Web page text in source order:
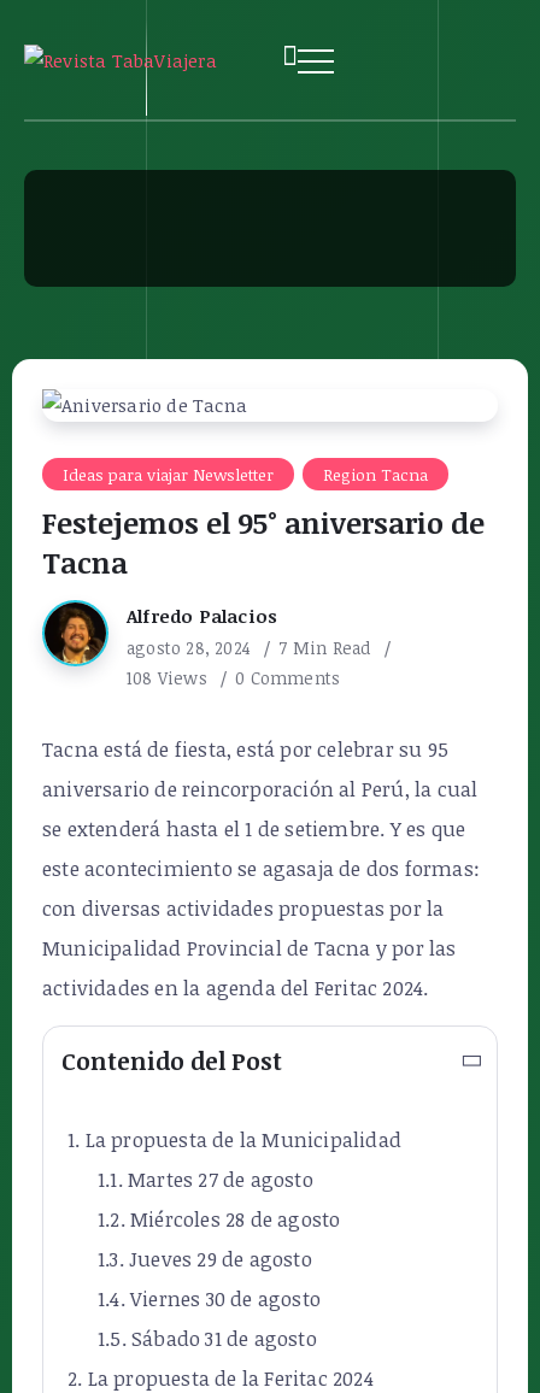
Ideas para viajar Newsletter Region Tacna
Festejemos el 95° aniversario de
Tacna
Alfredo Palacios
agosto 28, 2024
7 Min Read
108 Views
0 Comments
Tacna está de fiesta, está por celebrar su 95
aniversario de reincorporación al Perú, la cual
se extenderá hasta el 1 de setiembre. Y es que
este acontecimiento se agasaja de dos formas:
con diversas actividades propuestas por la
Municipalidad Provincial de Tacna y por las
actividades en la agenda del Feritac 2024.
Contenido del Post
La propuesta de la Municipalidad
Martes 27 de agosto
Miércoles 28 de agosto
Jueves 29 de agosto
Viernes 30 de agosto
Sábado 31 de agosto
La propuesta de la Feritac 2024